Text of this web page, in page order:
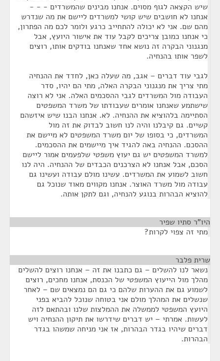
שיש הקצאה לגוף מסוים. אנחנו מבינים שהמשרדים - - -
אנחנו לא חושבים שיש קושי למשרדים ליישם את מה שנדרש
מהם שם. אני לא יכולה להתחייב כרגע ולומר לכם מה הפתרון,
כי אנחנו כמובן צריכים לקבל עוד את אישור היועץ, אבל
מנגנוני הבקרה זה נושא אחד שאנחנו בודקים אותו, רוצים
לשפר אותו בהנחיה.
לגבי עוד דברים – אגב, מה שעלה כאן, לחדד את ההנחיה
מתי צריך את מנגנוני הבקרה האלה, מתי הם יהיו, סדר
העבודה מול המשרדים לגבי ההסכמים האלה. אני לא רוצה
שישתמע שאנחנו אומרים שעבודתו של משרד המשפטים
הסתיימה בלהוציא את ההנחיה. לא. אנחנו הבנו שיש איזשהם
קשיים. גם קיבלנו והיה לנו חשוב לבדוק את זה מול
המשרדים, כי בסופו של יום משרד המשפטים לא מיישם את
ההסכם. ההנחיה באה להגיד איך מיישמים את ההסכמים.
למשרד המשפטים יש גם יעוץ משפטי שלפעמים אמור ליישם
הסכם, אבל אנחנו לא הצרכנים הכבדים של ההנחיה. היה לנו
חשוב לשמוע את המשרדים. עשינו מולם עבודה ועשינו גם
עבודה מול משרד האוצר. אנחנו מקווים מאוד שנוכל גם
להוציא הבהרות בנוגע להנחיה, וגם לתקן אותה.
היו"ר סתיו שפיר
מתי זה צפוי לקרות?
שרית פלבר
נשאר לנו להשלים – גם כתבנו את זה – אנחנו רוצים להשלים
מהלך מול הייעוץ המשפטי של הכנסת, אנחנו מחכים, רוצים
לשמוע גם את ההערות שלהם כי גם הם נמצאים שם – לאחר
שנשלים את המהלך מולם אני בטוחה שנוכל להביא בפני
היועץ המשפטי לממשלה את ההמלצות שלנו ובהתאם לזה
לעשות. אמרתי – יש דברים שידרשו את תיקון ההנחיה ויש
דברים שיהיו בגדר הבהרות, אז אני מניחה שמשהו בגדר
הבהרות.